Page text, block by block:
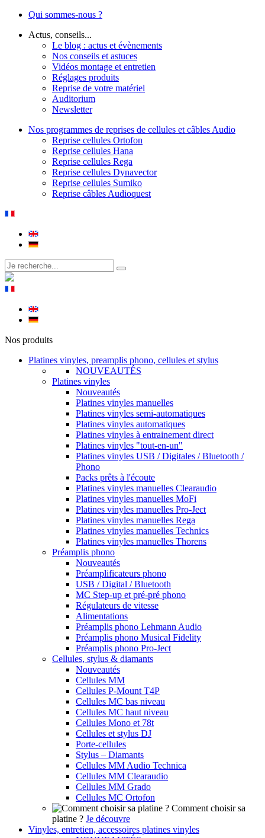
Qui sommes-nous ?
Actus, conseils...
Le blog : actus et évènements
Nos conseils et astuces
Vidéos montage et entretien
Réglages produits
Reprise de votre matériel
Auditorium
Newsletter
Nos programmes de reprises de cellules et câbles Audio
Reprise cellules Ortofon
Reprise cellules Hana
Reprise cellules Rega
Reprise cellules Dynavector
Reprise cellules Sumiko
Reprise câbles Audioquest
Nos produits
Platines vinyles, preamplis phono, cellules et stylus
NOUVEAUTÉS
Platines vinyles
Nouveautés
Platines vinyles manuelles
Platines vinyles semi-automatiques
Platines vinyles automatiques
Platines vinyles à entrainement direct
Platines vinyles "tout-en-un"
Platines vinyles USB / Digitales / Bluetooth /
Phono
Packs prêts à l'écoute
Platines vinyles manuelles Clearaudio
Platines vinyles manuelles MoFi
Platines vinyles manuelles Pro-Ject
Platines vinyles manuelles Rega
Platines vinyles manuelles Technics
Platines vinyles manuelles Thorens
Préamplis phono
Nouveautés
Préamplificateurs phono
USB / Digital / Bluetooth
MC Step-up et pré-pré phono
Régulateurs de vitesse
Alimentations
Préamplis phono Lehmann Audio
Préamplis phono Musical Fidelity
Préamplis phono Pro-Ject
Cellules, stylus & diamants
Nouveautés
Cellules MM
Cellules P-Mount T4P
Cellules MC bas niveau
Cellules MC haut niveau
Cellules Mono et 78t
Cellules et stylus DJ
Porte-cellules
Stylus – Diamants
Cellules MM Audio Technica
Cellules MM Clearaudio
Cellules MM Grado
Cellules MC Ortofon
Comment choisir sa
platine ? Je découvre
Vinyles, entretien, accessoires platines vinyles